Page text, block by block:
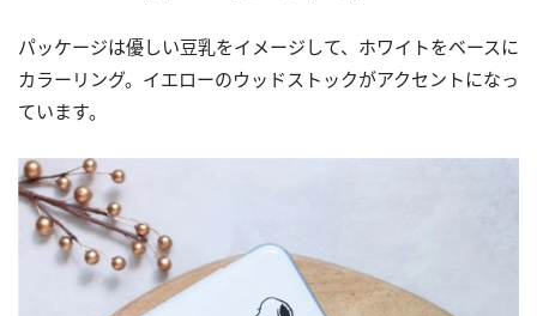
パッケージは優しい豆乳をイメージして、ホワイトをベースに
カラーリング。イエローのウッドストックがアクセントになっ
ています。